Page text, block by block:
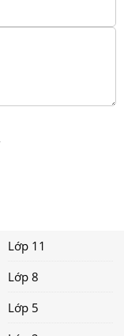
Lớp 11
Lớp 8
Lớp 5